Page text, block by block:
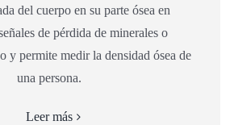
del cuerpo en su parte ósea en
de pérdida de minerales o
y permite medir la densidad ósea de
una persona.
Leer más